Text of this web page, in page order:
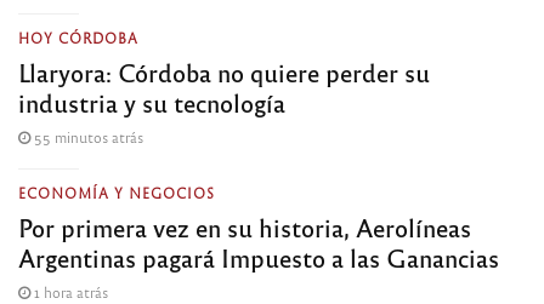
HOY CÓRDOBA
Llaryora: Córdoba no quiere perder su
industria y su tecnología
55 minutos atrás
ECONOMÍA Y NEGOCIOS
Por primera vez en su historia, Aerolíneas
Argentinas pagará Impuesto a las Ganancias
1 hora atrás